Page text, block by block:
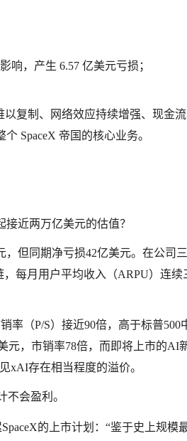
响，产生 6.57 亿美元亏损；
复制、网络效应持续增强、现金
SpaceX 帝国的核心业务。
近两万亿美元的估值？
，但同期净亏损42亿美元。在公司
每月用户平均收入（ARPU）连
率（P/S）接近90倍，高于标普500
，市销率78倍，而即将上市的AI
xAI存在相当程度的溢价。
不会盈利。
的上市计划：“鉴于史上规模